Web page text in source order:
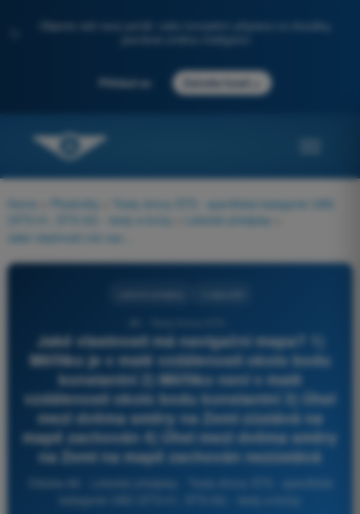
Objevte náš nový portál: vaše kompletní příprava na zkoušky,
Přihlásit se Začněte hned
Home Předměty
Testy drony STS - specifická kategorie UAS
(STS-01, STS-02) - testy a kvízy
Letecké předpisy
Jaké vlastnosti má navigační mapa? 1)
Měřítko je v malé vzdálenosti okolo bodu
konstantní 2) Měřítko není v malé
vzdálenosti okolo bodu konstantní 3) Úhel
mezi dvěma směry na Zemi zůstává na
mapě zachován 4) Úhel mezi dvěma směry
na Zemi na mapě zachován nezůstává